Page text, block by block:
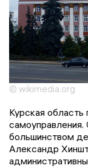
© wikimedia.org
Курская
большинством
Александр